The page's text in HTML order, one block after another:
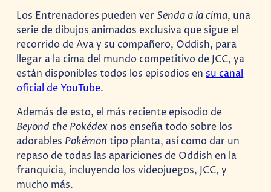
Los Entrenadores pueden ver Senda a la cima, una
serie de dibujos animados exclusiva que sigue el
recorrido de Ava y su compañero, Oddish, para
llegar a la cima del mundo competitivo de JCC, ya
están disponibles todos los episodios en su canal
oficial de YouTube.
Además de esto, el más reciente episodio de
Beyond the Pokédex nos enseña todo sobre los
adorables Pokémon tipo planta, así como dar un
repaso de todas las apariciones de Oddish en la
franquicia, incluyendo los videojuegos, JCC, y
mucho más.